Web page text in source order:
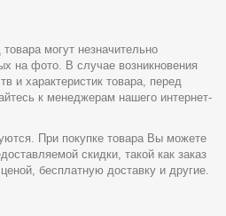
могут незначительно
на фото. В случае возникновения
и характеристик товара, перед
к менеджерам нашего интернет-
При покупке товара Вы можете
скидки, такой как заказ
бесплатную доставку и другие.